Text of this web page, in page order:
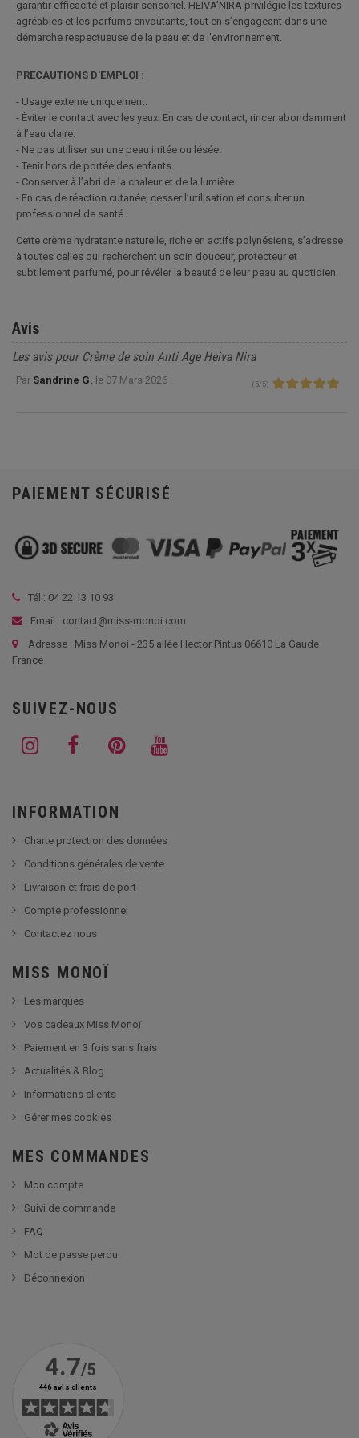
garantir efficacité et plaisir sensoriel. HEIVA’NIRA privilégie les textures
agréables et les parfums envoûtants, tout en s’engageant dans une
démarche respectueuse de la peau et de l’environnement.
PRECAUTIONS D'EMPLOI :
- Usage externe uniquement.
- Éviter le contact avec les yeux. En cas de contact, rincer abondamment
à l’eau claire.
- Ne pas utiliser sur une peau irritée ou lésée.
- Tenir hors de portée des enfants.
- Conserver à l’abri de la chaleur et de la lumière.
- En cas de réaction cutanée, cesser l’utilisation et consulter un
professionnel de santé.
Cette crème hydratante naturelle, riche en actifs polynésiens, s’adresse
à toutes celles qui recherchent un soin douceur, protecteur et
subtilement parfumé, pour révéler la beauté de leur peau au quotidien.
Avis
Les avis pour Crème de soin Anti Age Heiva Nira
Par Sandrine G. le 07 Mars 2026 : ( 5/ 5)
PAIEMENT SÉCURISÉ
Tél : 04 22 13 10 93
Email : contact@miss-monoi.com
Adresse : Miss Monoi - 235 allée Hector Pintus 06610 La Gaude
France
SUIVEZ-NOUS
INFORMATION
Charte protection des données
Conditions générales de vente
Livraison et frais de port
Compte professionnel
Contactez nous
MISS MONOÏ
Les marques
Vos cadeaux Miss Monoï
Paiement en 3 fois sans frais
Actualités & Blog
Informations clients
Gérer mes cookies
MES COMMANDES
Mon compte
Suivi de commande
FAQ
Mot de passe perdu
Déconnexion